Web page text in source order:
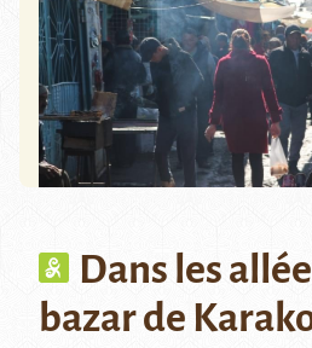
Dans les
bazar de